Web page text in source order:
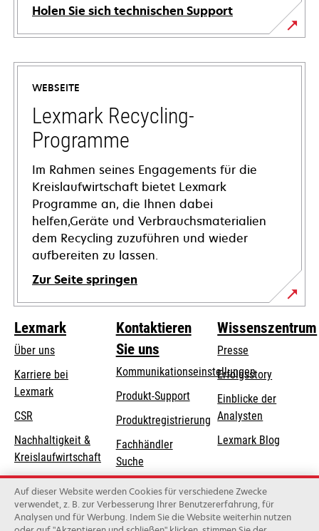
Holen Sie sich technischen Support
wird
in
neuen
Registerkarte
geöffnet
WEBSEITE
Lexmark Recycling-
Programme
Im Rahmen seines Engagements für die
Kreislaufwirtschaft bietet Lexmark
Programme an, die Ihnen dabei
helfen,Geräte und Verbrauchsmaterialien
dem Recycling zuzuführen und wieder
aufbereiten zu lassen.
Zur Seite springen
Lexmark
Über uns
Karriere bei
Lexmark
CSR
Nachhaltigkeit &
Kreislaufwirtschaft
Lexmark-Partner
Kontaktieren
Sie uns
Kommunikationseinstellungen
wird
in
einer
neuen
Registerkarte
geöffnet
Produkt-Supportwird
einer
neuen
geöffnet
Produktregistrierung
Fachhändler
Suche
Lexmark
Distributoren
Wissenszentrum
Presse
Erfolgsstory
Einblicke der
Analysten
Lexmark Blog
Auf dieser Website werden Cookies für verschiedene Zwecke
verwendet, z. B. zur Verbesserung Ihrer Benutzererfahrung, für
Analysen und für Werbung. Indem Sie die Website weiterhin nutzen